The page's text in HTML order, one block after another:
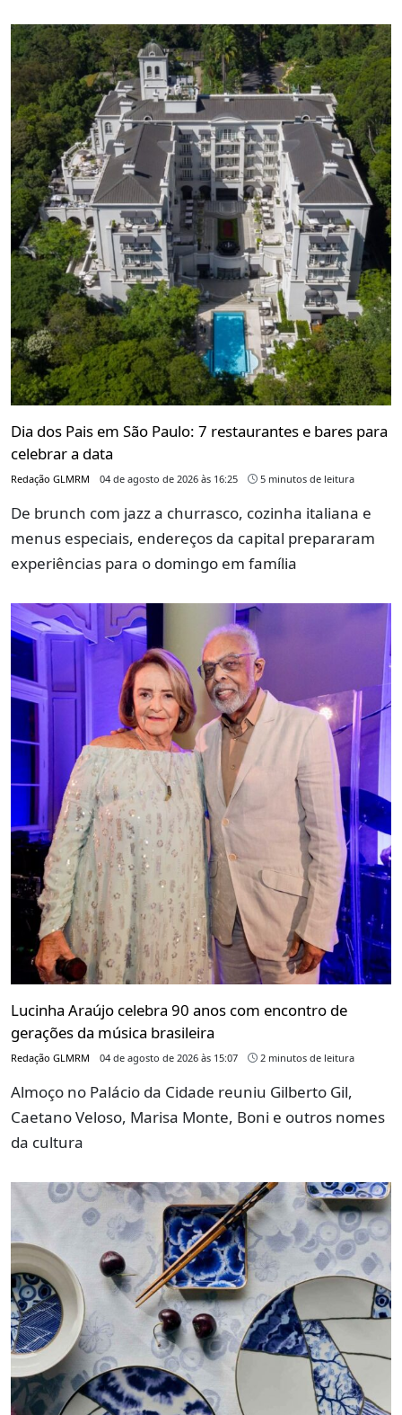
Dia dos Pais em São Paulo: 7 restaurantes e bares para
celebrar a data
Redação GLMRM 04 de agosto de 2026 às 16:25 5 minutos de leitura
De brunch com jazz a churrasco, cozinha italiana e
menus especiais, endereços da capital prepararam
experiências para o domingo em família
Lucinha Araújo celebra 90 anos com encontro de
gerações da música brasileira
Redação GLMRM 04 de agosto de 2026 às 15:07 2 minutos de leitura
Almoço no Palácio da Cidade reuniu Gilberto Gil,
Caetano Veloso, Marisa Monte, Boni e outros nomes
da cultura